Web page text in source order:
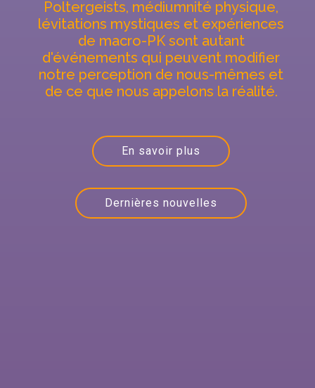
Poltergeists, médiumnité physique,
lévitations mystiques et expériences
de macro-PK sont autant
d'événements qui peuvent modifier
notre perception de nous-mêmes et
de ce que nous appelons la réalité.
En savoir plus
Dernières nouvelles